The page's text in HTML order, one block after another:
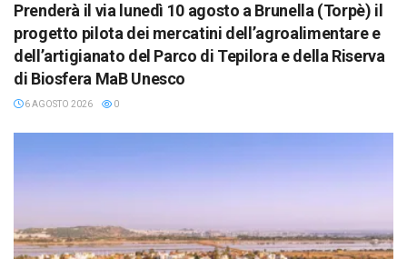
Prenderà il via lunedì 10 agosto a Brunella (Torpè) il
progetto pilota dei mercatini dell’agroalimentare e
dell’artigianato del Parco di Tepilora e della Riserva
di Biosfera MaB Unesco
6 AGOSTO 2026 0